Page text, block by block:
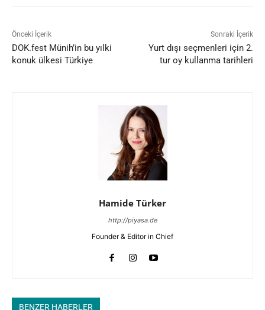
Önceki İçerik
DOK.fest Münih’in bu yılki
konuk ülkesi Türkiye
Sonraki İçerik
Yurt dışı seçmenleri için 2.
tur oy kullanma tarihleri
Hamide Türker
http://piyasa.de
Founder & Editor in Chief
BENZER HABERLER